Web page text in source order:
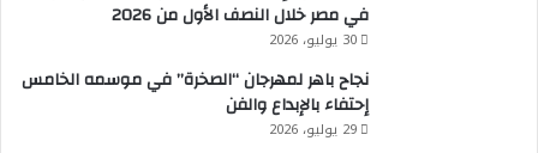
في مصر خلال النصف الأول من 2026
30 يوليو، 2026
نجاح باهر لمهرجان “الصخرة” في موسمه الخامس
إحتفاء بالإبداع والفن
29 يوليو، 2026